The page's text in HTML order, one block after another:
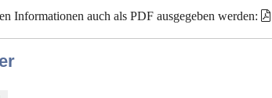
Informationen auch als PDF ausgegeben werden: